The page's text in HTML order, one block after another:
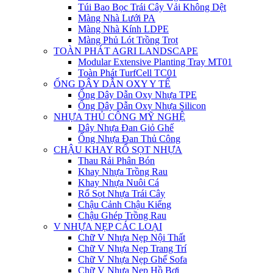
Túi Bao Bọc Trái Cây Vải Không Dệt
Màng Nhà Lưới PA
Màng Nhà Kính LDPE
Màng Phủ Lót Trồng Trọt
TOÀN PHÁT AGRI LANDSCAPE
Modular Extensive Planting Tray MT01
Toàn Phát TurfCell TC01
ỐNG DÂY DẪN OXY Y TẾ
Ống Dây Dẫn Oxy Nhựa TPE
Ống Dây Dẫn Oxy Nhựa Silicon
NHỰA THỦ CÔNG MỸ NGHỆ
Dây Nhựa Đan Giỏ Ghế
Ống Nhựa Đan Thủ Công
CHẬU KHAY RỔ SỌT NHỰA
Thau Rải Phân Bón
Khay Nhựa Trồng Rau
Khay Nhựa Nuôi Cá
Rổ Sọt Nhựa Trái Cây
Chậu Cảnh Chậu Kiểng
Chậu Ghép Trồng Rau
V NHỰA NẸP CÁC LOẠI
Chữ V Nhựa Nẹp Nội Thất
Chữ V Nhựa Nẹp Trang Trí
Chữ V Nhựa Nẹp Ghế Sofa
Chữ V Nhựa Nẹp Hồ Bơi